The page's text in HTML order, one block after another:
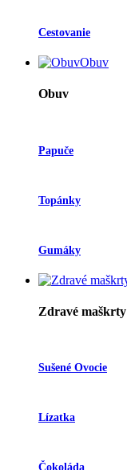
Cestovanie
Obuv
Obuv
Papuče
Topánky
Gumáky
Zdravé maškrty
Sušené Ovocie
Lízatka
Čokoláda